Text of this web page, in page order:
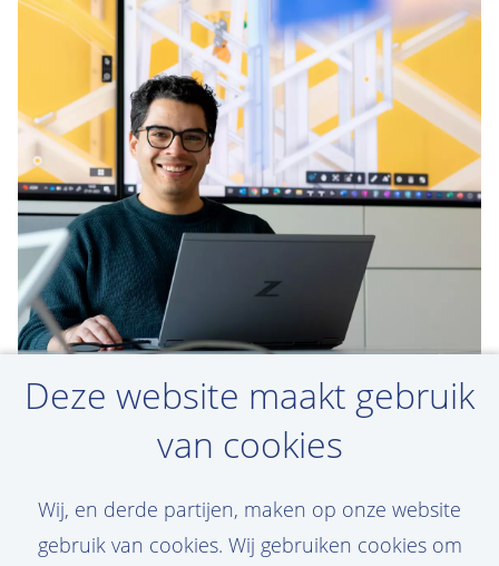
Deze website maakt gebruik
van cookies
Wij, en derde partijen, maken op onze website
gebruik van cookies. Wij gebruiken cookies om
Jouw droomvacature niet gevonden? Maak